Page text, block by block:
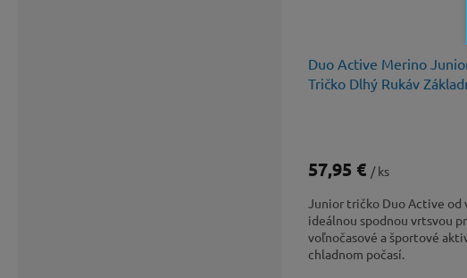
Duo Active Merino
Tričko Dlhý Rukáv
57,95 € / ks
Junior tričko Duo Active od
ideálnou spodnou vrtsvou
voľnočasové a športové
chladnom počasí.